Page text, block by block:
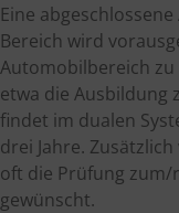
Eine
Bereich wird
Automobilbereich zu
etwa die Ausbildung
findet im dualen
drei Jahre.
oft die Prüfung
gewünscht.